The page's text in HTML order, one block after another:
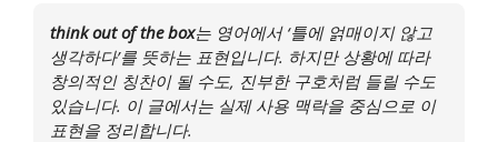
think out of the box는 영어에서 ‘틀에 얽매이지 않고
생각하다’를 뜻하는 표현입니다. 하지만 상황에 따라
창의적인 칭찬이 될 수도, 진부한 구호처럼 들릴 수도
있습니다. 이 글에서는 실제 사용 맥락을 중심으로 이
표현을 정리합니다.